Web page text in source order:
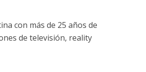
con más de 25 años de
de televisión, reality